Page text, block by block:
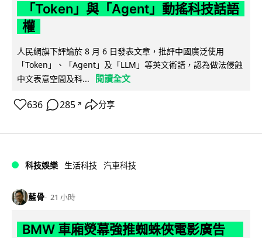
「Token」與「Agent」動搖科技話語
權
人民網旗下評論於 8 月 6 日發表文章，批評中國廣泛使用
「Token」、「Agent」及「LLM」等英文術語，認為做法侵蝕
中文表意空間及科...
閱讀全文
636 285 ↗ 分享
科技娛樂 生活科技 汽車科技
藍骨 21 小時
BMW 車廂熒幕強推蜘蛛俠電影廣告